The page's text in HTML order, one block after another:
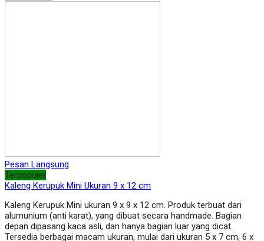
Pesan Langsung
Terpopuler
Kaleng Kerupuk Mini Ukuran 9 x 12 cm
Kaleng Kerupuk Mini ukuran 9 x 9 x 12 cm. Produk terbuat dari
alumunium (anti karat), yang dibuat secara handmade. Bagian
depan dipasang kaca asli, dan hanya bagian luar yang dicat.
Tersedia berbagai macam ukuran, mulai dari ukuran 5 x 7 cm, 6 x